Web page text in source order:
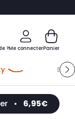
?Me connecterPanier
• 6,95€